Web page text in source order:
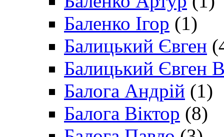
Баленко Ігор (1)
Балицький Євген
Балицький Євген
Балога Андрій (1)
Балога Віктор (8)